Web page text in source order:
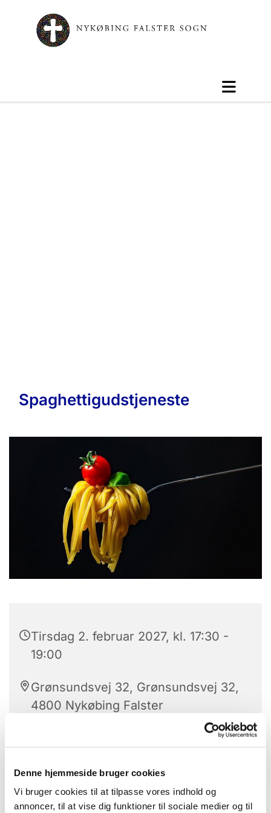
Denne hjemmeside bruger cookies
Vi bruger cookies til at tilpasse vores indhold og
annoncer, til at vise dig funktioner til sociale medier og til
Spaghettigudstjeneste
Tirsdag 2. februar 2027, kl. 17:30 -
19:00
Grønsundsvej 32, Grønsundsvej 32,
4800 Nykøbing Falster
Jannie Edelberg Nielsen og Erik